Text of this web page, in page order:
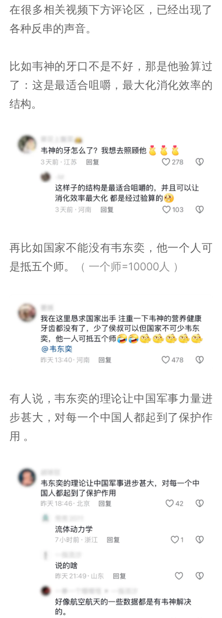
在很多相关视频下方评论区，已经出现了
各种反串的声音。
比如韦神的牙口不是不好，那是他验算过
了：这是最适合咀嚼，最大化消化效率的
结构。
再比如国家不能没有韦东奕，他一个人可
是抵五个师。
（ 一个师=10000人 ）
有人说，韦东奕的理论让中国军事力量进
步甚大，对每一个中国人都起到了保护作
用 。